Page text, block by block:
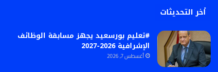
أخر التحديثات
#تعليم بورسعيد يجهز مسابقة الوظائف
الإشرافية 2026-2027
أغسطس 7, 2026